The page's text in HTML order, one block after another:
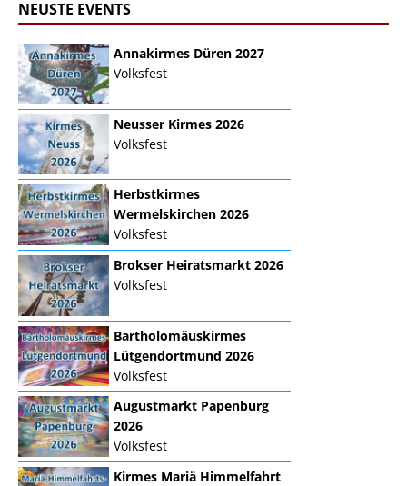
NEUSTE EVENTS
Annakirmes Düren 2027
Volksfest
Neusser Kirmes 2026
Volksfest
Herbstkirmes
Wermelskirchen 2026
Volksfest
Brokser Heiratsmarkt 2026
Volksfest
Bartholomäuskirmes
Lütgendortmund 2026
Volksfest
Augustmarkt Papenburg
2026
Volksfest
Kirmes Mariä Himmelfahrt